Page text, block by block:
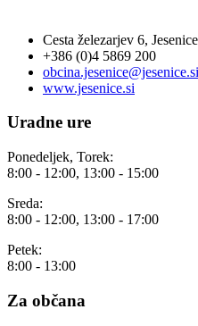
Cesta železarjev 6, Jesenice
+386 (0)4 5869 200
obcina.jesenice@jesenice.si
www.jesenice.si
Uradne ure
Ponedeljek, Torek:
8:00 - 12:00, 13:00 - 15:00
Sreda:
8:00 - 12:00, 13:00 - 17:00
Petek:
8:00 - 13:00
Za občana